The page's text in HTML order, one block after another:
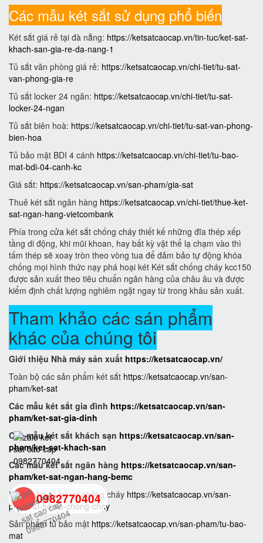
Các mẫu két sắt sử dụng phổ biến
Két sắt giá rẻ tại đà nẵng: https://ketsatcaocap.vn/tin-tuc/ket-sat-
khach-san-gia-re-da-nang-1
Tủ sắt văn phòng giá rẻ: https://ketsatcaocap.vn/chi-tiet/tu-sat-
van-phong-gia-re
Tủ sắt locker 24 ngăn: https://ketsatcaocap.vn/chi-tiet/tu-sat-
locker-24-ngan
Tủ sắt biên hoà: https://ketsatcaocap.vn/chi-tiet/tu-sat-van-phong-
bien-hoa
Tủ bảo mật BDI 4 cánh https://ketsatcaocap.vn/chi-tiet/tu-bao-
mat-bdi-04-canh-kc
Giá sắt: https://ketsatcaocap.vn/san-pham/gia-sat
Thuê két sắt ngân hàng https://ketsatcaocap.vn/chi-tiet/thue-ket-
sat-ngan-hang-vietcombank
Phía trong cửa két sắt chống cháy thiết kế những đĩa thép xếp
tầng di động, khi mũi khoan, hay bất kỳ vật thể lạ chạm vào thì
tấm thép sẽ xoay tròn theo vòng tua để đảm bảo tự động khóa
chống mọi hình thức nạy phá hoại két Két sắt chống cháy kcc150
được sản xuất theo tiêu chuẩn ngân hàng của châu âu và được
kiểm định chất lượng nghiêm ngặt ngay từ trong khâu sản xuất.
Tham khảo các sán phẩm
khác của chúng tôi
Giới thiệu Nhà máy sản xuất https://ketsatcaocap.vn/
Toàn bộ các sản phẩm két sắt https://ketsatcaocap.vn/san-
pham/ket-sat
Các mẫu két sắt gia đình https://ketsatcaocap.vn/san-
pham/ket-sat-gia-dinh
Các mẫu két sắt khách sạn https://ketsatcaocap.vn/san-
pham/ket-sat-khach-san
Các mẫu két sắt ngân hàng https://ketsatcaocap.vn/san-
pham/ket-sat-ngan-hang-bemc
Sản phẩm tủ hồ sơ chống cháy https://ketsatcaocap.vn/san-
pham/tu-ho-so-chong-chay
Sản phẩm tủ bảo mật https://ketsatcaocap.vn/san-pham/tu-bao-
mat
0982770404